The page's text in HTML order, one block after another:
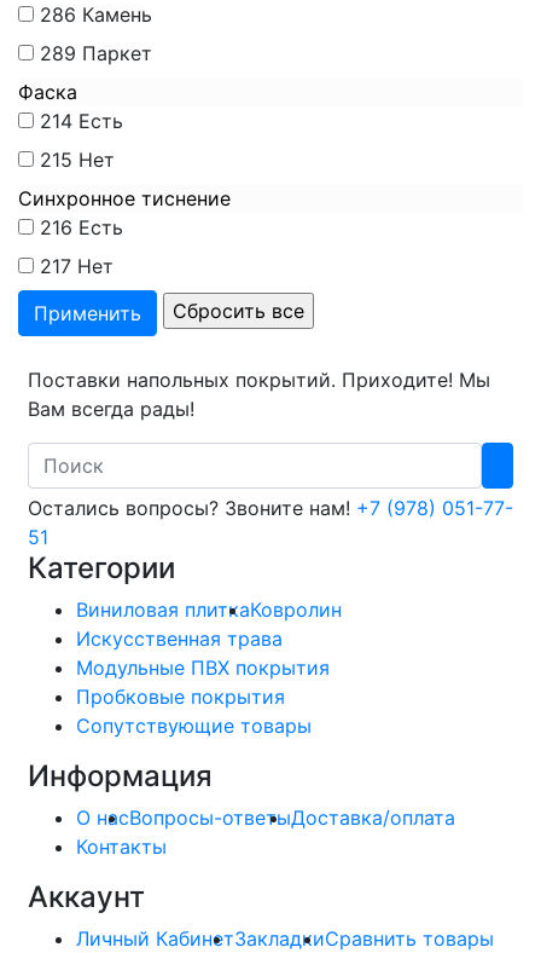
286 Камень
289 Паркет
Фаска
214 Есть
215 Нет
Синхронное тиснение
216 Есть
217 Нет
Поставки напольных покрытий. Приходите! Мы
Вам всегда рады!
Search
Остались вопросы? Звоните нам! +7 (978) 051-77-
51
Категории
Виниловая плиткаКовролин
Искусственная трава
Модульные ПВХ покрытия
Пробковые покрытия
Сопутствующие товары
Информация
О насВопросы-ответыДоставка/оплата
Контакты
Аккаунт
Личный КабинетЗакладкиСравнить товары